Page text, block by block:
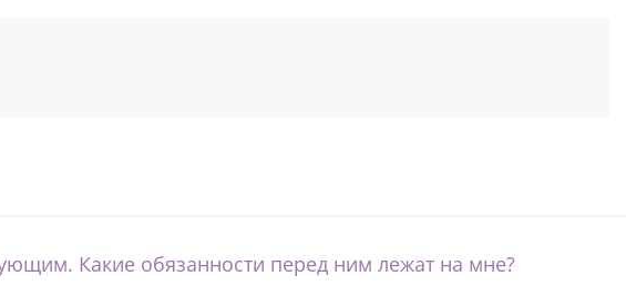
Какие обязанности перед ним лежат на мне?